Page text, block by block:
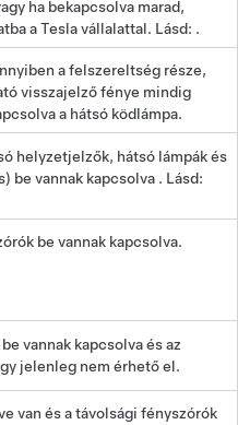
ha bekapcsolva marad,
a Tesla vállalattal. Lásd: .
a felszereltség része,
visszajelző fénye mindig
a hátsó ködlámpa.
helyzetjelzők, hátsó lámpák és
be vannak kapcsolva . Lásd:
be vannak kapcsolva.
vannak kapcsolva és az
jelenleg nem érhető el.
van és a távolsági fényszórók